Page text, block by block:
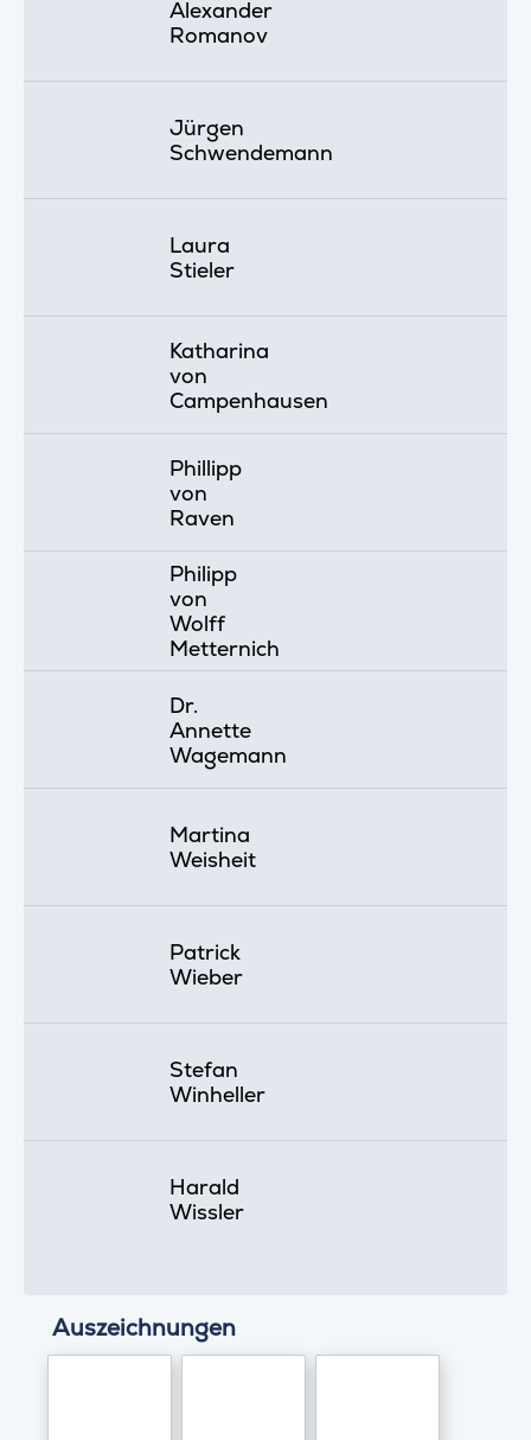
Alexander
Romanov
Jürgen
Schwendemann
Laura
Stieler
Katharina
von
Campenhausen
Phillipp
von
Raven
Philipp
von
Wolff
Metternich
Dr.
Annette
Wagemann
Martina
Weisheit
Patrick
Wieber
Stefan
Winheller
Harald
Wissler
Auszeichnungen